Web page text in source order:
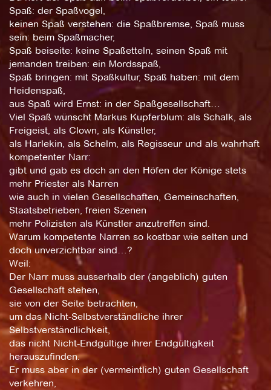
Spaß: der Spaßvogel,
keinen Spaß verstehen: die Spaßbremse, Spaß muss
sein: beim Spaßmacher,
Spaß beiseite: keine Spaßetteln, seinen Spaß mit
jemanden treiben: ein Mordsspaß,
Spaß bringen: mit Spaßkultur, Spaß haben: mit dem
Heidenspaß,
aus Spaß wird Ernst: in der Spaßgesellschaft…
Viel Spaß wünscht Markus Kupferblum: als Schalk, als
Freigeist, als Clown, als Künstler,
als Harlekin, als Schelm, als Regisseur und als wahrhaft
kompetenter Narr:
gibt und gab es doch an den Höfen der Könige stets
mehr Priester als Narren
wie auch in vielen Gesellschaften, Gemeinschaften,
Staatsbetrieben, freien Szenen
mehr Polizisten als Künstler anzutreffen sind.
Warum kompetente Narren so kostbar wie selten und
doch unverzichtbar sind…?
Weil:
Der Narr muss ausserhalb der (angeblich) guten
Gesellschaft stehen,
sie von der Seite betrachten,
um das Nicht-Selbstverständliche ihrer
Selbstverständlichkeit,
das nicht Nicht-Endgültige ihrer Endgültigkeit
herauszufinden.
Er muss aber in der (vermeintlich) guten Gesellschaft
verkehren,